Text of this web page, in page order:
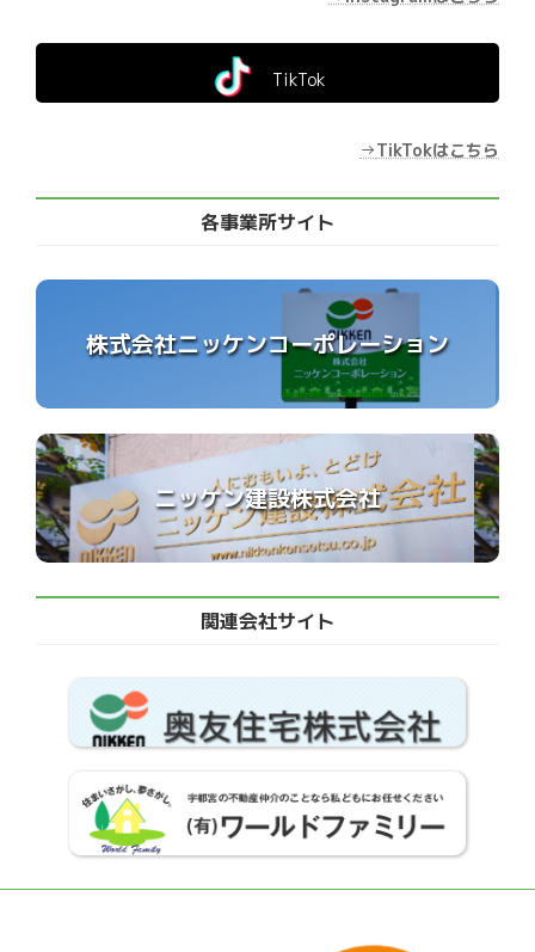
TikTok
→TikTokはこちら
各事業所サイト
株式会社ニッケンコーポレーション
ニッケン建設株式会社
関連会社サイト